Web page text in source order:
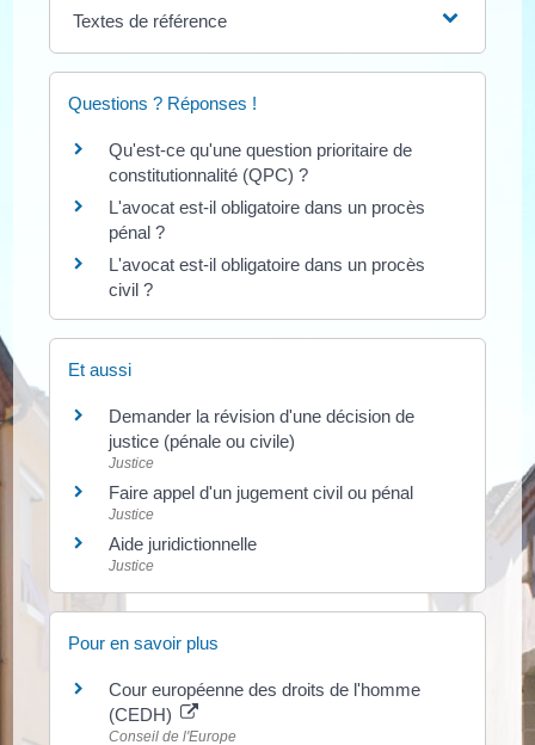
Textes de référence
Questions ? Réponses !
Qu'est-ce qu'une question prioritaire de
constitutionnalité (QPC) ?
L'avocat est-il obligatoire dans un procès
pénal ?
L'avocat est-il obligatoire dans un procès
civil ?
Et aussi
Demander la révision d'une décision de
justice (pénale ou civile)
Justice
Faire appel d'un jugement civil ou pénal
Justice
Aide juridictionnelle
Justice
Pour en savoir plus
Cour européenne des droits de l'homme
(CEDH)
Conseil de l'Europe